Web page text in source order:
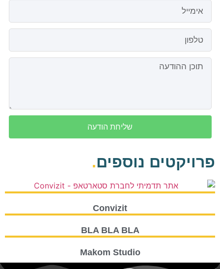
שליחת הודעה
פרויקטים נוספים.
Convizit
BLA BLA BLA
Makom Studio